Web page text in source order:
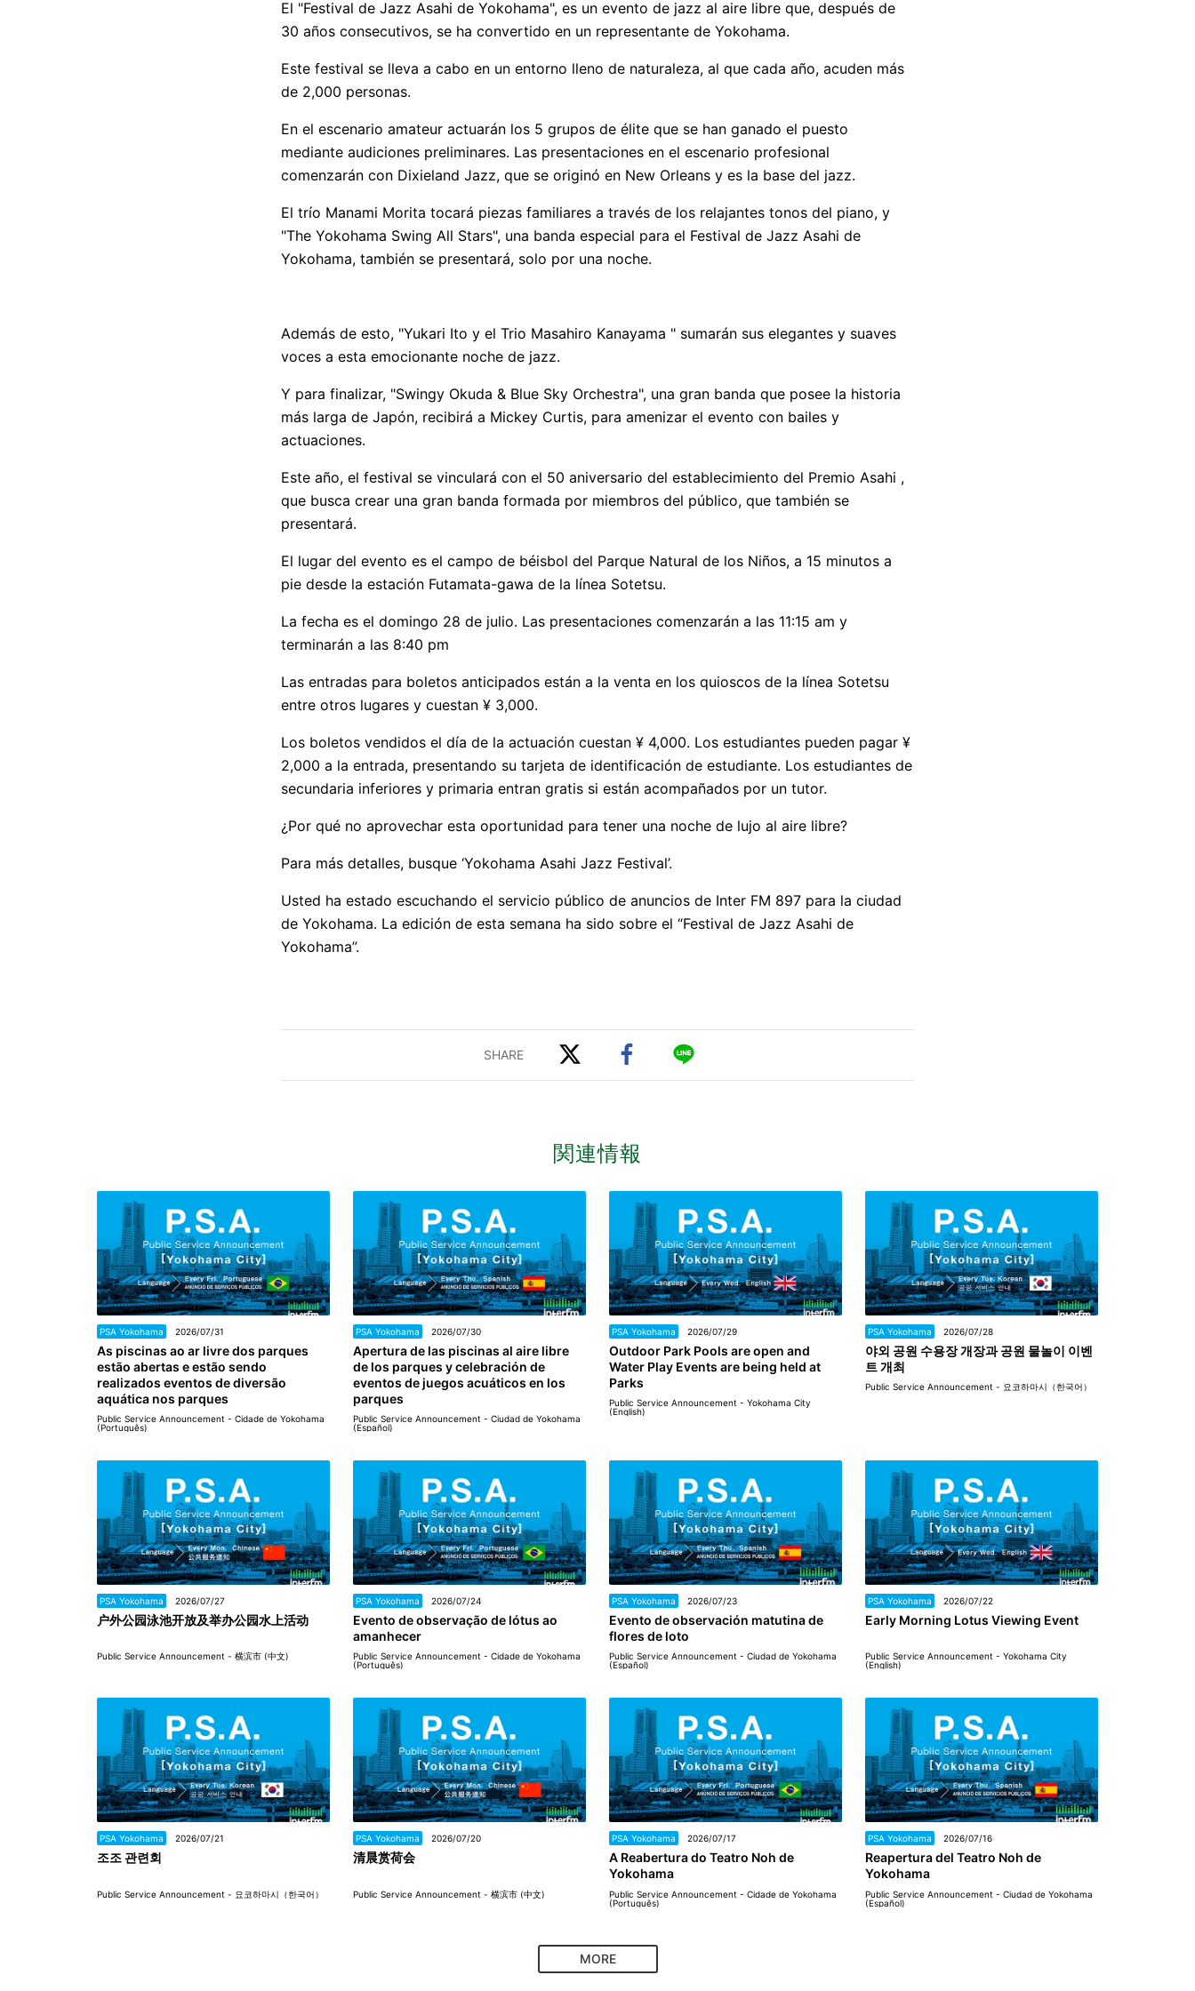
El "Festival de Jazz Asahi de Yokohama", es un evento de jazz al aire libre que, después de
30 años consecutivos, se ha convertido en un representante de Yokohama.
Este festival se lleva a cabo en un entorno lleno de naturaleza, al que cada año, acuden más
de 2,000 personas.
En el escenario amateur actuarán los 5 grupos de élite que se han ganado el puesto
mediante audiciones preliminares. Las presentaciones en el escenario profesional
comenzarán con Dixieland Jazz, que se originó en New Orleans y es la base del jazz.
El trío Manami Morita tocará piezas familiares a través de los relajantes tonos del piano, y
"The Yokohama Swing All Stars", una banda especial para el Festival de Jazz Asahi de
Yokohama, también se presentará, solo por una noche.
Además de esto, "Yukari Ito y el Trio Masahiro Kanayama " sumarán sus elegantes y suaves
voces a esta emocionante noche de jazz.
Y para finalizar, "Swingy Okuda & Blue Sky Orchestra", una gran banda que posee la historia
más larga de Japón, recibirá a Mickey Curtis, para amenizar el evento con bailes y
actuaciones.
Este año, el festival se vinculará con el 50 aniversario del establecimiento del Premio Asahi ,
que busca crear una gran banda formada por miembros del público, que también se
presentará.
El lugar del evento es el campo de béisbol del Parque Natural de los Niños, a 15 minutos a
pie desde la estación Futamata-gawa de la línea Sotetsu.
La fecha es el domingo 28 de julio. Las presentaciones comenzarán a las 11:15 am y
terminarán a las 8:40 pm
Las entradas para boletos anticipados están a la venta en los quioscos de la línea Sotetsu
entre otros lugares y cuestan ¥ 3,000.
Los boletos vendidos el día de la actuación cuestan ¥ 4,000. Los estudiantes pueden pagar ¥
2,000 a la entrada, presentando su tarjeta de identificación de estudiante. Los estudiantes de
secundaria inferiores y primaria entran gratis si están acompañados por un tutor.
¿Por qué no aprovechar esta oportunidad para tener una noche de lujo al aire libre?
Para más detalles, busque ‘Yokohama Asahi Jazz Festival’.
Usted ha estado escuchando el servicio público de anuncios de Inter FM 897 para la ciudad
de Yokohama. La edición de esta semana ha sido sobre el “Festival de Jazz Asahi de
Yokohama”.
関連情報
PSA Yokohama 2026/07/31
As piscinas ao ar livre dos parques
estão abertas e estão sendo
realizados eventos de diversão
aquática nos parques
Public Service Announcement - Cidade de Yokohama
(Português)
PSA Yokohama 2026/07/30
Apertura de las piscinas al aire libre
de los parques y celebración de
eventos de juegos acuáticos en los
parques
Public Service Announcement - Ciudad de Yokohama
(Español)
PSA Yokohama 2026/07/29
Outdoor Park Pools are open and
Water Play Events are being held at
Parks
Public Service Announcement - Yokohama City
(English)
PSA Yokohama 2026/07/28
야외 공원 수용장 개장과 공원 물놀이 이벤
트 개최
Public Service Announcement - 요코하마시（한국어）
PSA Yokohama 2026/07/27
户外公园泳池开放及举办公园水上活动
Public Service Announcement - 横滨市 (中文)
PSA Yokohama 2026/07/24
Evento de observação de lótus ao
amanhecer
Public Service Announcement - Cidade de Yokohama
(Português)
PSA Yokohama 2026/07/23
Evento de observación matutina de
flores de loto
Public Service Announcement - Ciudad de Yokohama
(Español)
PSA Yokohama 2026/07/22
Early Morning Lotus Viewing Event
Public Service Announcement - Yokohama City
(English)
PSA Yokohama 2026/07/21
조조 관련회
Public Service Announcement - 요코하마시（한국어）
PSA Yokohama 2026/07/20
清晨赏荷会
Public Service Announcement - 横滨市 (中文)
PSA Yokohama 2026/07/17
A Reabertura do Teatro Noh de
Yokohama
Public Service Announcement - Cidade de Yokohama
(Português)
PSA Yokohama 2026/07/16
Reapertura del Teatro Noh de
Yokohama
Public Service Announcement - Ciudad de Yokohama
(Español)
MORE